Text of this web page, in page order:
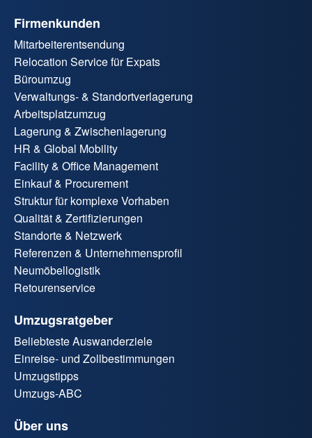
Firmenkunden
Mitarbeiterentsendung
Relocation Service für Expats
Büroumzug
Verwaltungs- & Standortverlagerung
Arbeitsplatzumzug
Lagerung & Zwischenlagerung
HR & Global Mobility
Facility & Office Management
Einkauf & Procurement
Struktur für komplexe Vorhaben
Qualität & Zertifizierungen
Standorte & Netzwerk
Referenzen & Unternehmensprofil
Neumöbellogistik
Retourenservice
Umzugsratgeber
Beliebteste Auswanderziele
Einreise- und Zollbestimmungen
Umzugstipps
Umzugs-ABC
Über uns